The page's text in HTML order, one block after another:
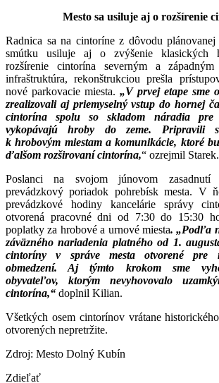
Mesto sa usiluje aj o rozšírenie
Radnica sa na cintoríne z dôvodu plánovanej
smútku usiluje aj o zvýšenie klasických
rozšírenie cintorína severným a
infraštruktúra, rekonštrukciou prešla
nové parkovacie miesta. „V prvej etape sme
zrealizovali aj priemyselný vstup do hornej
cintorína spolu so skladom náradia pre
vykopávajú hroby do zeme. Pripravili
k hrobovým miestam a komunikácie, ktoré
ďalšom rozširovaní cintorína,“ ozrejmil Starek.
Poslanci na svojom júnovom
prevádzkový poriadok pohrebísk mesta. V
prevádzkové hodiny kancelárie správy
otvorená pracovné dni od 7:30 do 15:30
poplatky za hrobové a urnové miesta. „Podľa
záväzného nariadenia platného od 1.
cintoríny v správe mesta otvorené pre
obmedzení. Aj týmto krokom sme
obyvateľov, ktorým nevyhovovalo
cintorína,“ doplnil Kilian.
Všetkých osem cintorínov vrátane
otvorených nepretržite.
Zdroj: Mesto Dolný Kubín
Zdieľať